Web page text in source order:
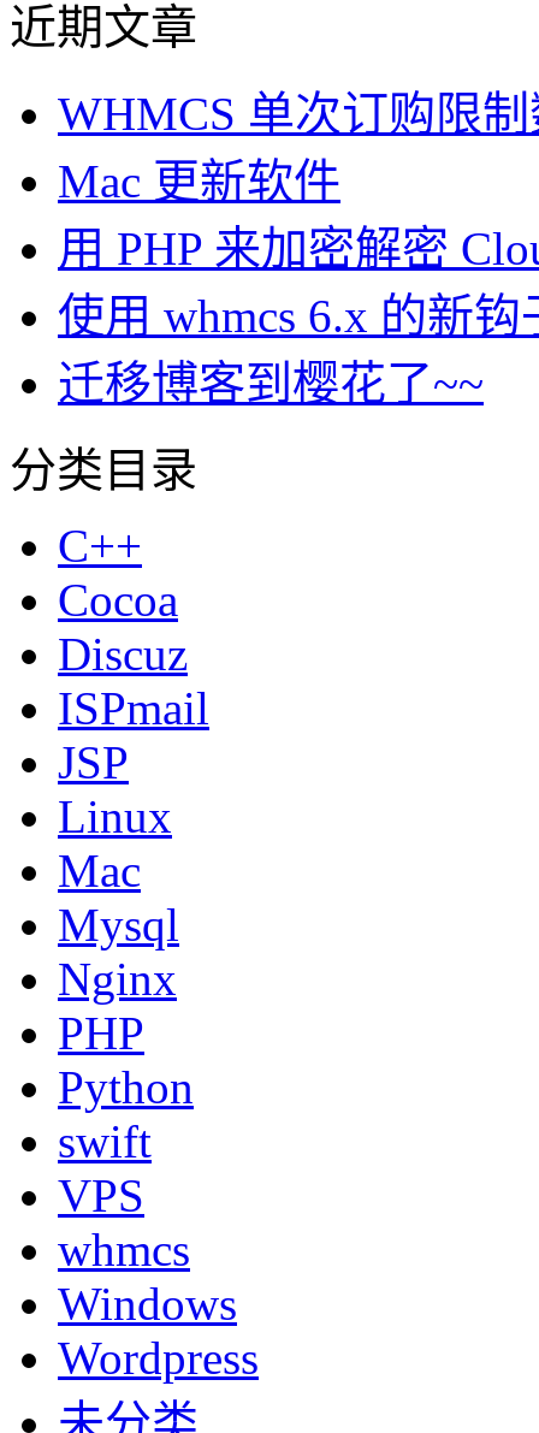
近期文章
WHMCS 单次订购限
Mac 更新软件
用 PHP 来加密解密
使用 whmcs 6.x 的新
迁移博客到樱花了~~
分类目录
C++
Cocoa
Discuz
ISPmail
JSP
Linux
Mac
Mysql
Nginx
PHP
Python
swift
VPS
whmcs
Windows
Wordpress